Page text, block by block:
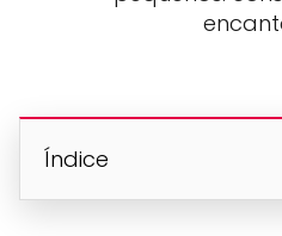
Índice